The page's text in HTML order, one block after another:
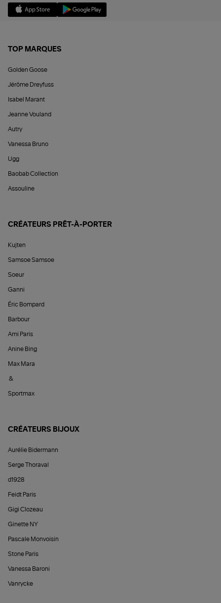
TOP MARQUES
Golden Goose
Jérôme Dreyfuss
Isabel Marant
Jeanne Vouland
Autry
Vanessa Bruno
Ugg
Baobab Collection
Assouline
CRÉATEURS PRÊT-À-PORTER
Kujten
Samsoe Samsoe
Soeur
Ganni
Éric Bompard
Barbour
Ami Paris
Anine Bing
Max Mara
&
Sportmax
CRÉATEURS BIJOUX
Aurélie Bidermann
Serge Thoraval
d1928
Feidt Paris
Gigi Clozeau
Ginette NY
Pascale Monvoisin
Stone Paris
Vanessa Baroni
Vanrycke